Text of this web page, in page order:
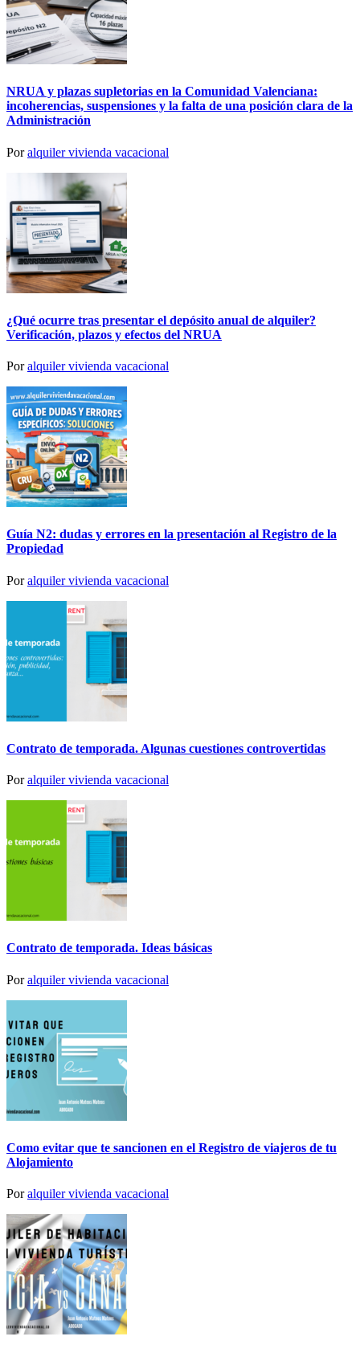
NRUA y plazas supletorias en la Comunidad Valenciana:
incoherencias, suspensiones y la falta de una posición clara de la
Administración
Poralquiler vivienda vacacional
¿Qué ocurre tras presentar el depósito anual de alquiler?
Verificación, plazos y efectos del NRUA
Poralquiler vivienda vacacional
Guía N2: dudas y errores en la presentación al Registro de la
Propiedad
Poralquiler vivienda vacacional
Contrato de temporada. Algunas cuestiones controvertidas
Poralquiler vivienda vacacional
Contrato de temporada. Ideas básicas
Poralquiler vivienda vacacional
Como evitar que te sancionen en el Registro de viajeros de tu
Alojamiento
Poralquiler vivienda vacacional